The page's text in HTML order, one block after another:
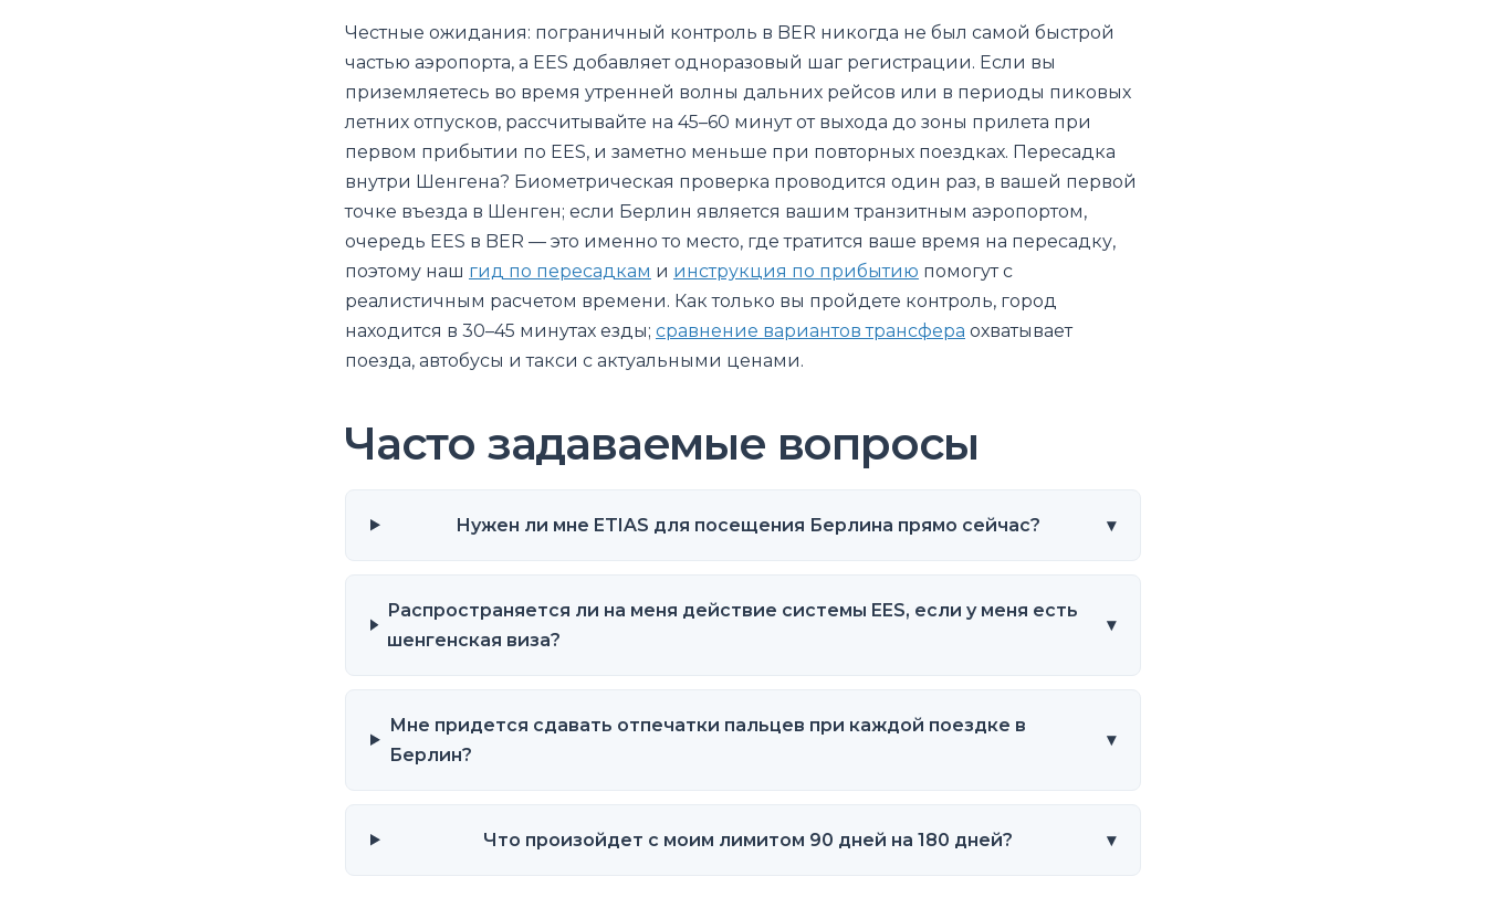
Честные ожидания: пограничный контроль в BER никогда не был самой быстрой
частью аэропорта, а EES добавляет одноразовый шаг регистрации. Если вы
приземляетесь во время утренней волны дальних рейсов или в периоды пиковых
летних отпусков, рассчитывайте на 45–60 минут от выхода до зоны прилета при
первом прибытии по EES, и заметно меньше при повторных поездках. Пересадка
внутри Шенгена? Биометрическая проверка проводится один раз, в вашей первой
точке въезда в Шенген; если Берлин является вашим транзитным аэропортом,
очередь EES в BER — это именно то место, где тратится ваше время на пересадку,
поэтому наш гид по пересадкам и инструкция по прибытию помогут с
реалистичным расчетом времени. Как только вы пройдете контроль, город
находится в 30–45 минутах езды; сравнение вариантов трансфера охватывает
поезда, автобусы и такси с актуальными ценами.
Часто задаваемые вопросы
Нужен ли мне ETIAS для посещения Берлина прямо сейчас? ▾
Распространяется ли на меня действие системы EES, если у меня есть
шенгенская виза?
▾
Мне придется сдавать отпечатки пальцев при каждой поездке в
Берлин?
▾
Что произойдет с моим лимитом 90 дней на 180 дней? ▾